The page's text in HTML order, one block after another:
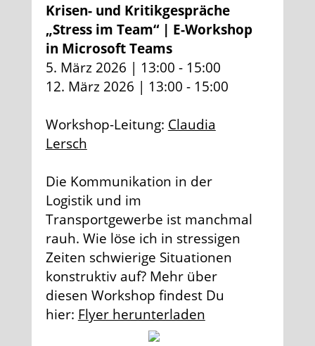
Krisen- und Kritikgespräche
„Stress im Team“ | E-Workshop
in Microsoft Teams
5. März 2026 | 13:00 - 15:00
12. März 2026 | 13:00 - 15:00
Workshop-Leitung: Claudia
Lersch
Die Kommunikation in der
Logistik und im
Transportgewerbe ist manchmal
rauh. Wie löse ich in stressigen
Zeiten schwierige Situationen
konstruktiv auf? Mehr über
diesen Workshop findest Du
hier: Flyer herunterladen